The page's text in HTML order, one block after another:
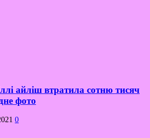
айліш втратила сотню тисяч
фото
0